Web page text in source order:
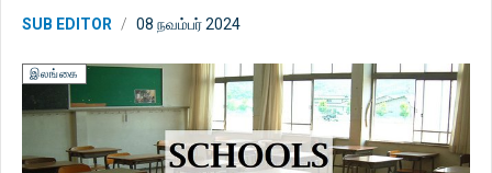
SUB EDITOR 08 நவம்பர் 2024
இலங்கை